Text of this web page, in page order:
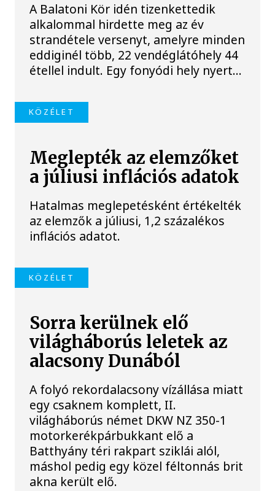
A Balatoni Kör idén tizenkettedik
alkalommal hirdette meg az év
strandétele versenyt, amelyre minden
eddiginél több, 22 vendéglátóhely 44
étellel indult. Egy fonyódi hely nyert...
KÖZÉLET
Meglepték az elemzőket
a júliusi inflációs adatok
Hatalmas meglepetésként értékelték
az elemzők a júliusi, 1,2 százalékos
inflációs adatot.
KÖZÉLET
Sorra kerülnek elő
világháborús leletek az
alacsony Dunából
A folyó rekordalacsony vízállása miatt
egy csaknem komplett, II.
világháborús német DKW NZ 350-1
motorkerékpárbukkant elő a
Batthyány téri rakpart sziklái alól,
máshol pedig egy közel féltonnás brit
akna került elő.